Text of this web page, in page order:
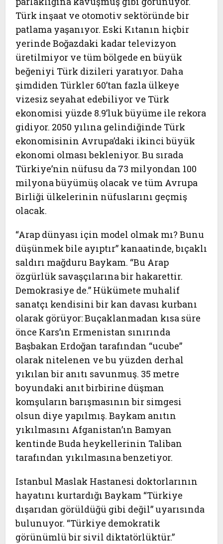
Türk inşaat ve otomotiv sektöründe bir
patlama yaşanıyor. Eski Kıtanın hiçbir
yerinde Boğazdaki kadar televizyon
üretilmiyor ve tüm bölgede en büyük
beğeniyi Türk dizileri yaratıyor. Daha
şimdiden Türkler 60’tan fazla ülkeye
vizesiz seyahat edebiliyor ve Türk
ekonomisi yüzde 8.9’luk büyüme ile rekora
gidiyor. 2050 yılına gelindiğinde Türk
ekonomisinin Avrupa’daki ikinci büyük
ekonomi olması bekleniyor. Bu sırada
Türkiye’nin nüfusu da 73 milyondan 100
milyona büyümüş olacak ve tüm Avrupa
Birliği ülkelerinin nüfuslarını geçmiş
olacak.
“Arap dünyası için model olmak mı? Bunu
düşünmek bile ayıptır” kanaatinde, bıçaklı
saldırı mağduru Baykam. “Bu Arap
özgürlük savaşçılarına bir hakarettir.
Demokrasiye de.” Hükümete muhalif
sanatçı kendisini bir kan davası kurbanı
olarak görüyor: Buçaklanmadan kısa süre
önce Kars’ın Ermenistan sınırında
Başbakan Erdoğan tarafından “ucube”
olarak nitelenen ve bu yüzden derhal
yıkılan bir anıtı savunmuş. 35 metre
boyundaki anıt birbirine düşman
komşuların barışmasının bir simgesi
olsun diye yapılmış. Baykam anıtın
yıkılmasını Afganistan’ın Bamyan
kentinde Buda heykellerinin Taliban
tarafından yıkılmasına benzetiyor.
Istanbul Maslak Hastanesi doktorlarının
hayatını kurtardığı Baykam “Türkiye
dışarıdan görüldüğü gibi değil” uyarısında
bulunuyor. “Türkiye demokratik
görünümlü bir sivil diktatörlüktür.”